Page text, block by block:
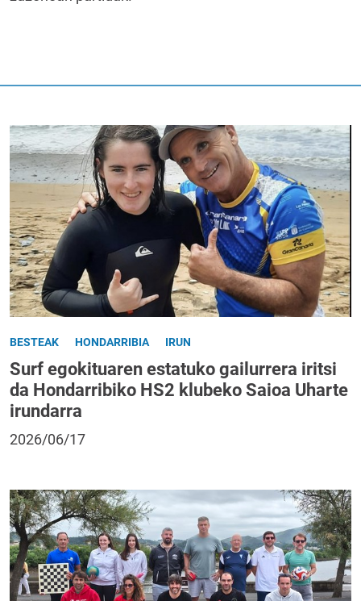
BESTEAK HONDARRIBIA IRUN
Surf egokituaren estatuko gailurrera iritsi
da Hondarribiko HS2 klubeko Saioa Uharte
irundarra
2026/06/17